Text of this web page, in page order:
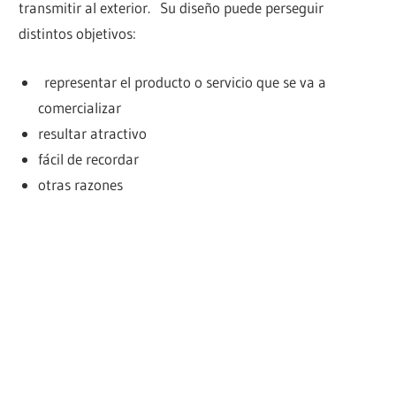
transmitir al exterior. Su diseño puede perseguir
distintos objetivos:
representar el producto o servicio que se va a
comercializar
resultar atractivo
fácil de recordar
otras razones